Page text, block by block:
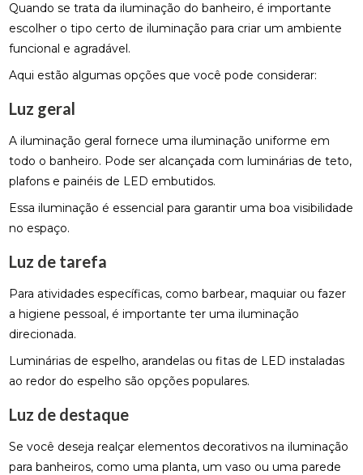
Quando se trata da iluminação do banheiro, é importante
escolher o tipo certo de iluminação para criar um ambiente
funcional e agradável.
Aqui estão algumas opções que você pode considerar:
Luz geral
A iluminação geral fornece uma iluminação uniforme em
todo o banheiro. Pode ser alcançada com luminárias de teto,
plafons e painéis de LED embutidos.
Essa iluminação é essencial para garantir uma boa visibilidade
no espaço.
Luz de tarefa
Para atividades específicas, como barbear, maquiar ou fazer
a higiene pessoal, é importante ter uma iluminação
direcionada.
Luminárias de espelho, arandelas ou fitas de LED instaladas
ao redor do espelho são opções populares.
Luz de destaque
Se você deseja realçar elementos decorativos na iluminação
para banheiros, como uma planta, um vaso ou uma parede